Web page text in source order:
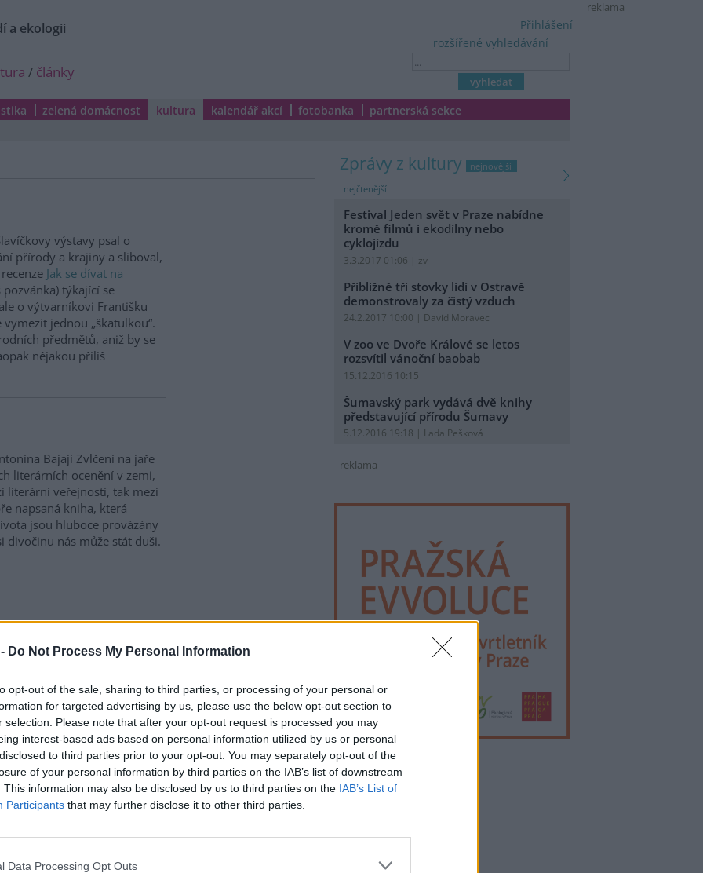
Do Not Process My Personal Information
opt-out of the sale, sharing to third parties, or processing of your personal or
for targeted advertising by us, please use the below opt-out section to
selection. Please note that after your opt-out request is processed you may
interest-based ads based on personal information utilized by us or personal
to third parties prior to your opt-out. You may separately opt-out of the
of your personal information by third parties on the IAB’s list of downstream
This information may also be disclosed by us to third parties on the IAB’s List of
Participants that may further disclose it to other third parties.
Data Processing Opt Outs
reklama
a ekologii
/ články
rozšířené vyhledávání
Přihlášení
zelená domácnost kultura kalendář akcí fotobanka partnerská sekce
výstavy psal o
přírody a krajiny a sliboval,
Jak se dívat na
pozvánka) týkající se
o výtvarníkovi Františku
jednou „škatulkou“.
předmětů, aniž by se
nějakou příliš
Bajaji Zvlčení na jaře
literárních ocenění v zemi,
literární veřejností, tak mezi
napsaná kniha, která
jsou hluboce provázány
divočinu nás může stát duši.
měli by chodit pěšky,"
aktivista Nanao Sakaki při
stařík s
Olomoucí a dalšími
- a četl své básně.
a sborníků věnujících se
ochranářských,
od jednoduše
až po ty filozofické.
knize obrazům, konkrétně
zprávy z kultury
nejnovější
nejčtenější
Festival Jeden svět v Praze nabídne
kromě filmů i ekodílny nebo
cyklojízdu
3.3.2017 01:06 | zv
Přibližně tři stovky lidí v Ostravě
demonstrovaly za čistý vzduch
24.2.2017 10:00 | David Moravec
V zoo ve Dvoře Králové se letos
rozsvítil vánoční baobab
15.12.2016 10:15
Šumavský park vydává dvě knihy
představující přírodu Šumavy
5.12.2016 19:18 | Lada Pešková
reklama
reklama